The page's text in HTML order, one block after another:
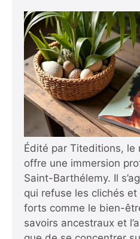
Édité par Titeditions, le
offre une immersion
Saint-Barthélemy. Il
qui refuse les clichés
forts comme le bien-
savoirs ancestraux et